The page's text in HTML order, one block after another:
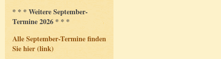
* * * Weitere September-
Termine 2026 * * *
Alle September-Termine finden
Sie hier (link)